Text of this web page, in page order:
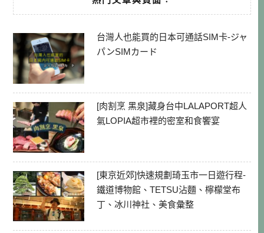
台灣人也能買的日本可通話SIM卡-ジャ
パンSIMカード
[肉割烹 黑泉]藏身台中LALAPORT超人
氣LOPIA超市裡的密室和食饗宴
[東京近郊]快速規劃琦玉市一日遊行程-
鐵道博物館、TETSU沾麵、檸檬堂布
丁、冰川神社、美食彙整